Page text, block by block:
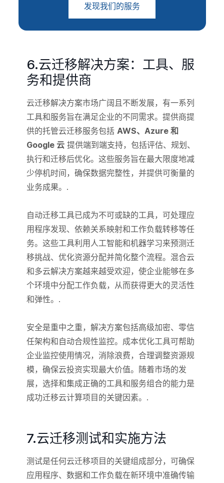
发现我们的服务
6.云迁移解决方案：工具、服
务和提供商
云迁移解决方案市场广阔且不断发展，有一系列
工具和服务旨在满足企业的不同需求。提供商提
供的托管云迁移服务包括 AWS、Azure 和
Google 云提供端到端支持，包括评估、规划、
执行和迁移后优化。这些服务旨在最大限度地减
少停机时间，确保数据完整性，并提供可衡量的
业务成果。.
自动迁移工具已成为不可或缺的工具，可处理应
用程序发现、依赖关系映射和工作负载转移等任
务。这些工具利用人工智能和机器学习来预测迁
移挑战、优化资源分配并简化整个流程。混合云
和多云解决方案越来越受欢迎，使企业能够在多
个环境中分配工作负载，从而获得更大的灵活性
和弹性。.
安全是重中之重，解决方案包括高级加密、零信
任架构和自动合规性监控。成本优化工具可帮助
企业监控使用情况，消除浪费，合理调整资源规
模，确保云投资实现最大价值。随着市场的发
展，选择和集成正确的工具和服务组合的能力是
成功迁移云计算项目的关键因素。.
7.云迁移测试和实施方法
测试是任何云迁移项目的关键组成部分，可确保
应用程序、数据和工作负载在新环境中准确传输